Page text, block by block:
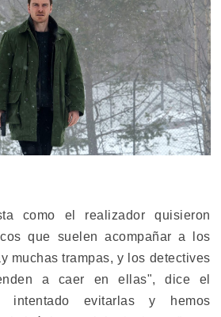
como el realizador quisieron
que suelen acompañar a los
muchas trampas, y los detectives
a caer en ellas", dice el
intentado evitarlas y hemos